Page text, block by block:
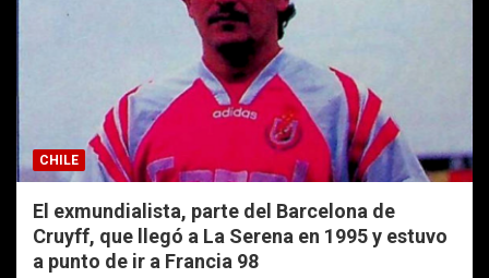
CHILE
El exmundialista, parte del Barcelona de
Cruyff, que llegó a La Serena en 1995 y estuvo
a punto de ir a Francia 98